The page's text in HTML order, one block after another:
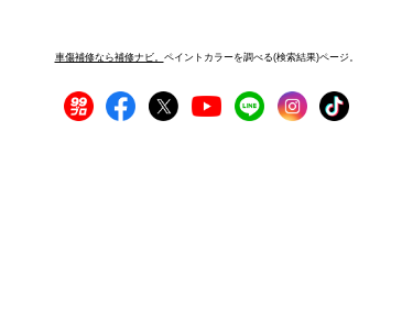
車傷補修なら補修ナビ。 ペイントカラーを調べる(検索結果)ページ。